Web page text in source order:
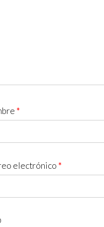
*
electrónico *